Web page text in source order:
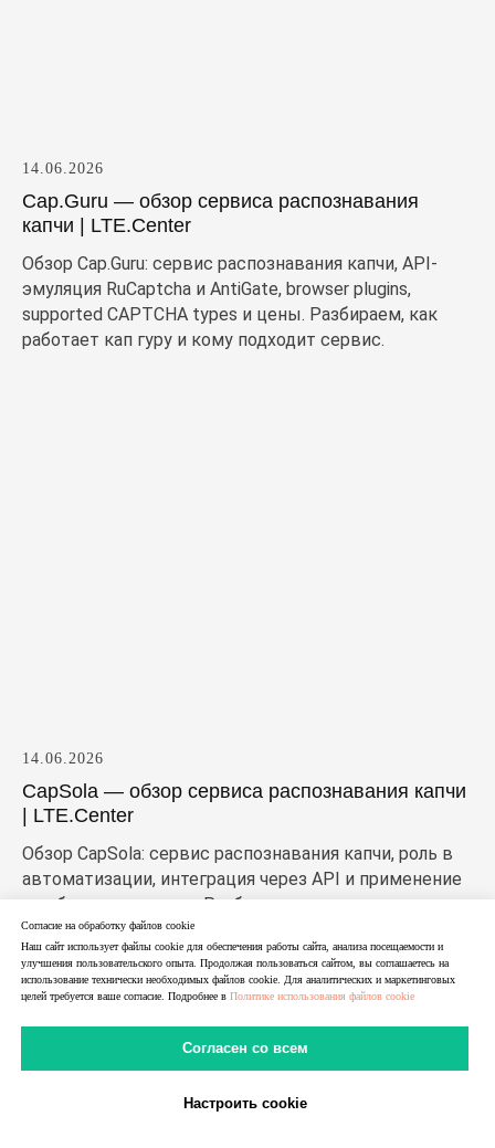
14.06.2026
Cap.Guru — обзор сервиса распознавания
капчи | LTE.Center
Обзор Cap.Guru: сервис распознавания капчи, API-
эмуляция RuCaptcha и AntiGate, browser plugins,
supported CAPTCHA types и цены. Разбираем, как
работает кап гуру и кому подходит сервис.
14.06.2026
CapSola — обзор сервиса распознавания капчи
| LTE.Center
Обзор CapSola: сервис распознавания капчи, роль в
автоматизации, интеграция через API и применение
в рабочих сценариях. Разбираем, что представляет
собой Капсола и кому может подойти этот сервис.
Согласие на обработку файлов cookie
Наш сайт использует файлы cookie для обеспечения работы сайта, анализа посещаемости и
улучшения пользовательского опыта. Продолжая пользоваться сайтом, вы соглашаетесь на
использование технически необходимых файлов cookie. Для аналитических и маркетинговых
целей требуется ваше согласие. Подробнее в Политике использования файлов cookie
Согласен со всем
Настроить cookie